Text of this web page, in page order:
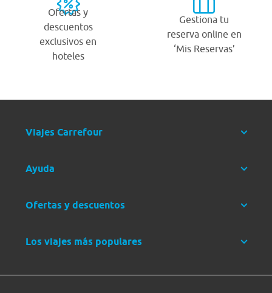
Ofertas y
descuentos
exclusivos en
hoteles
Gestiona tu
reserva online en
‘Mis Reservas’
Viajes Carrefour
Ayuda
Ofertas y descuentos
Los viajes más populares